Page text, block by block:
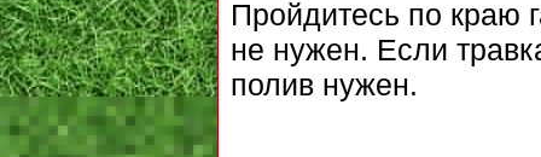
Пройдитесь по краю
не нужен. Если
полив нужен.